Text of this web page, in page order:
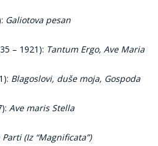
Galiotova pesan
– 1921): Tantum Ergo, Ave Maria
Blagoslovi, duše moja, Gospoda
Ave maris Stella
Parti (Iz “Magnificata”)